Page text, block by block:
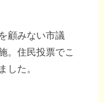
顧みない市議
。住民投票でこ
した。